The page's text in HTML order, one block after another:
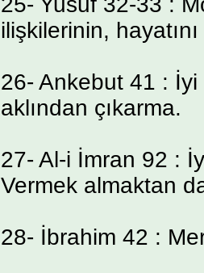
ilişkilerinin,
26- Ankebut 41 :
aklından çıkarma.
27- Al-i İmran 92 :
Vermek almaktan
28- İbrahim 42 :